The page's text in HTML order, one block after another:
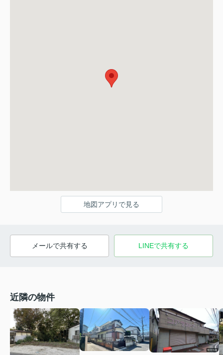
地図アプリで見る
メールで共有する LINEで共有する
近隣の物件